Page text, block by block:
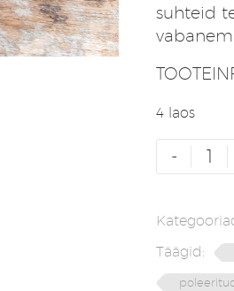
suhteid
4 laos
-
Kambaba
jaspis
kivi
Täägid: